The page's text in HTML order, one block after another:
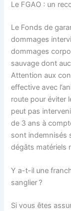
Le FGAO : un
Le Fonds de
dommages
dommages
sauvage dont
Attention aux
effective avec
route pour éviter
peut pas
de 3 ans à
sont indemnisés
dégâts matériels
Y a-t-il une
sanglier ?
Si vous êtes